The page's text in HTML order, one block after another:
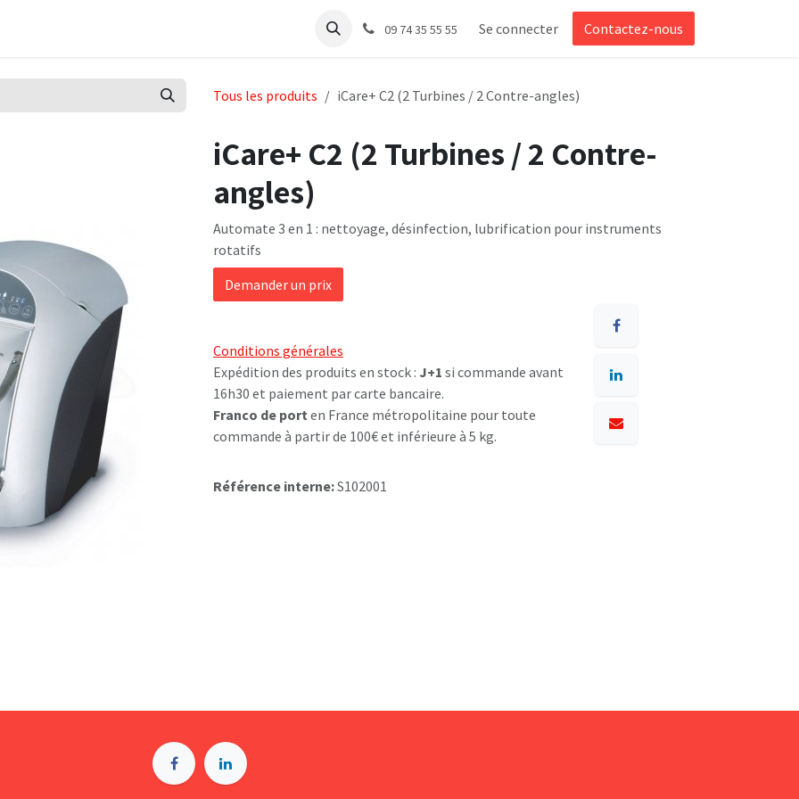
Support09 74 35 55 55 Se connecter Contactez-nous
Tous les produits iCare+ C2 (2 Turbines / 2 Contre-angles)
iCare+ C2 (2 Turbines / 2 Contre-
angles)
Automate 3 en 1 : nettoyage, désinfection, lubrification pour instruments
rotatifs
Demander un prix
Conditions générales
Expédition des produits en stock : J+1 si commande avant
16h30 et paiement par carte bancaire.
Franco de port en France métropolitaine pour toute
commande à partir de 100€ et inférieure à 5 kg.
Référence interne:S102001